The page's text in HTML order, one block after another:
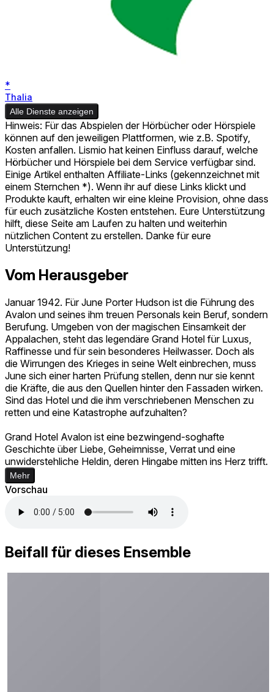
*
Thalia
Alle Dienste anzeigen
Hinweis: Für das Abspielen der Hörbücher oder Hörspiele
können auf den jeweiligen Plattformen, wie z.B. Spotify,
Kosten anfallen. Lismio hat keinen Einfluss darauf, welche
Hörbücher und Hörspiele bei dem Service verfügbar sind.
Einige Artikel enthalten Affiliate-Links (gekennzeichnet mit
einem Sternchen *). Wenn ihr auf diese Links klickt und
Produkte kauft, erhalten wir eine kleine Provision, ohne dass
für euch zusätzliche Kosten entstehen. Eure Unterstützung
hilft, diese Seite am Laufen zu halten und weiterhin
nützlichen Content zu erstellen. Danke für eure
Unterstützung!
Vom Herausgeber
Januar 1942. Für June Porter Hudson ist die Führung des
Avalon und seines ihm treuen Personals kein Beruf, sondern
Berufung. Umgeben von der magischen Einsamkeit der
Appalachen, steht das legendäre Grand Hotel für Luxus,
Raffinesse und für sein besonderes Heilwasser. Doch als
die Wirrungen des Krieges in seine Welt einbrechen, muss
June sich einer harten Prüfung stellen, denn nur sie kennt
die Kräfte, die aus den Quellen hinter den Fassaden wirken.
Sind das Hotel und die ihm verschriebenen Menschen zu
retten und eine Katastrophe aufzuhalten?
Grand Hotel Avalon ist eine bezwingend-soghafte
Geschichte über Liebe, Geheimnisse, Verrat und eine
unwiderstehliche Heldin, deren Hingabe mitten ins Herz trifft.
Mehr
Vorschau
Beifall für dieses Ensemble